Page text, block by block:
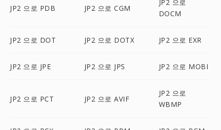
JP2 으로 PDB JP2 으로 CGM
JP2 으로
DOCM
JP2 으로 DOT JP2 으로 DOTX JP2 으로 EXR
JP2 으로 JPE JP2 으로 JPS JP2 으로 MOBI
JP2 으로 PCT JP2 으로 AVIF
JP2 으로
WBMP